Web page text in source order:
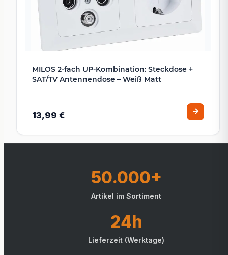
MILOS 2-fach UP-Kombination: Steckdose +
SAT/TV Antennendose – Weiß Matt
13,99 €
50.000+
Artikel im Sortiment
24h
Lieferzeit (Werktage)